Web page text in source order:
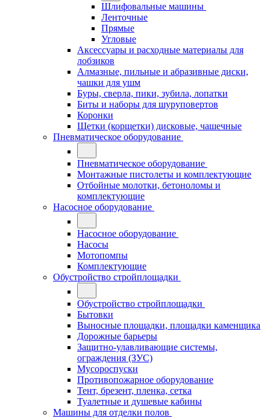
Шлифовальные машины
Ленточные
Прямые
Угловые
Аксессуары и расходные материалы для
лобзиков
Алмазные, пильные и абразивные диски,
чашки для ушм
Буры, сверла, пики, зубила, лопатки
Биты и наборы для шуруповертов
Коронки
Щетки (корщетки) дисковые, чашечные
Пневматическое оборудование
Пневматическое оборудование
Монтажные пистолеты и комплектующие
Отбойные молотки, бетоноломы и
комплектующие
Насосное оборудование
Насосное оборудование
Насосы
Мотопомпы
Комплектующие
Обустройство стройплощадки
Обустройство стройплощадки
Бытовки
Выносные площадки, площадки каменщика
Дорожные барьеры
Защитно-улавливающие системы,
ограждения (ЗУС)
Мусороспуски
Противопожарное оборудование
Тент, брезент, пленка, сетка
Туалетные и душевые кабины
Машины для отделки полов